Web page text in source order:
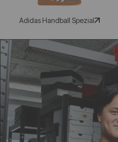
Adidas Handball Spezial